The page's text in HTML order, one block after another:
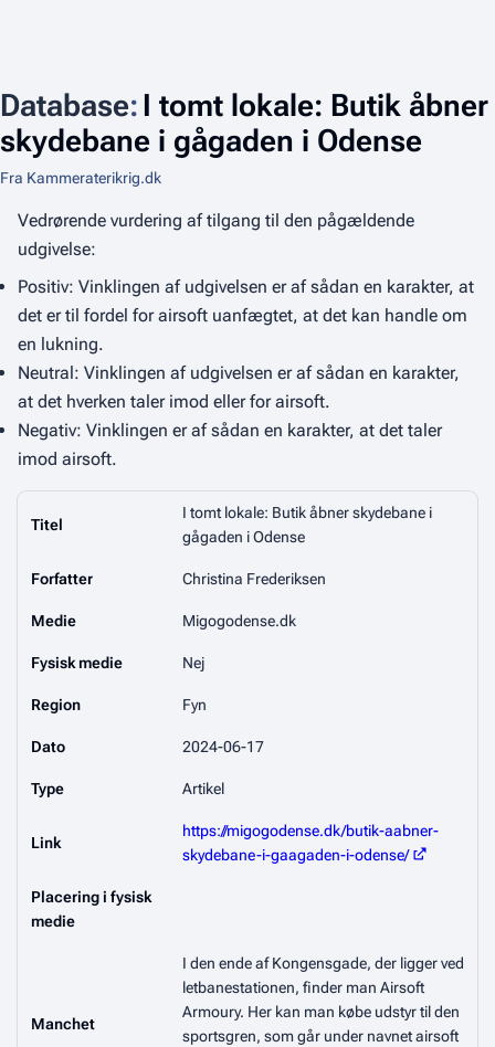
Database: I tomt lokale: Butik åbner
skydebane i gågaden i Odense
Fra Kammeraterikrig.dk
Vedrørende vurdering af tilgang til den pågældende
udgivelse:
Positiv: Vinklingen af udgivelsen er af sådan en karakter, at
det er til fordel for airsoft uanfægtet, at det kan handle om
en lukning.
Neutral: Vinklingen af udgivelsen er af sådan en karakter,
at det hverken taler imod eller for airsoft.
Negativ: Vinklingen er af sådan en karakter, at det taler
imod airsoft.
Titel
I tomt lokale: Butik åbner skydebane i
gågaden i Odense
Forfatter Christina Frederiksen
Medie Migogodense.dk
Fysisk medie Nej
Region Fyn
Dato 2024-06-17
Type Artikel
Link
https://migogodense.dk/butik-aabner-
skydebane-i-gaagaden-i-odense/
Placering i fysisk
medie
Manchet
I den ende af Kongensgade, der ligger ved
letbanestationen, finder man Airsoft
Armoury. Her kan man købe udstyr til den
sportsgren, som går under navnet airsoft